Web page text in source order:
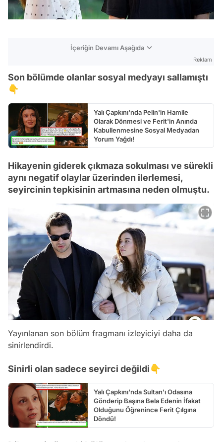
İçeriğin Devamı Aşağıda
Reklam
Son bölümde olanlar sosyal medyayı sallamıştı
👇
Yalı Çapkını'nda Pelin'in Hamile
Olarak Dönmesi ve Ferit'in Anında
Kabullenmesine Sosyal Medyadan
Yorum Yağdı!
Hikayenin giderek çıkmaza sokulması ve sürekli
aynı negatif olaylar üzerinden ilerlemesi,
seyircinin tepkisinin artmasına neden olmuştu.
Yayınlanan son bölüm fragmanı izleyiciyi daha da
sinirlendirdi.
Sinirli olan sadece seyirci değildi👇
Yalı Çapkını'nda Sultan'ı Odasına
Gönderip Başına Bela Edenin İfakat
Olduğunu Öğrenince Ferit Çılgına
Döndü!